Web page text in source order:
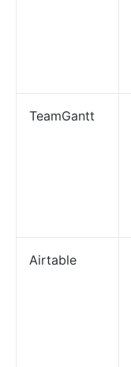
TeamGantt
Airtable